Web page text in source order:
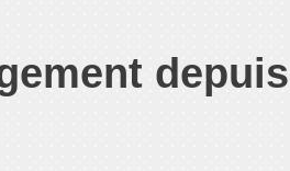
depuis